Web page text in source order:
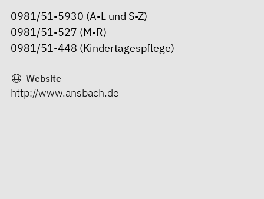
0981/51-5930 (A-L und S-Z)
0981/51-527 (M-R)
0981/51-448 (Kindertagespflege)
Website
http://www.ansbach.de